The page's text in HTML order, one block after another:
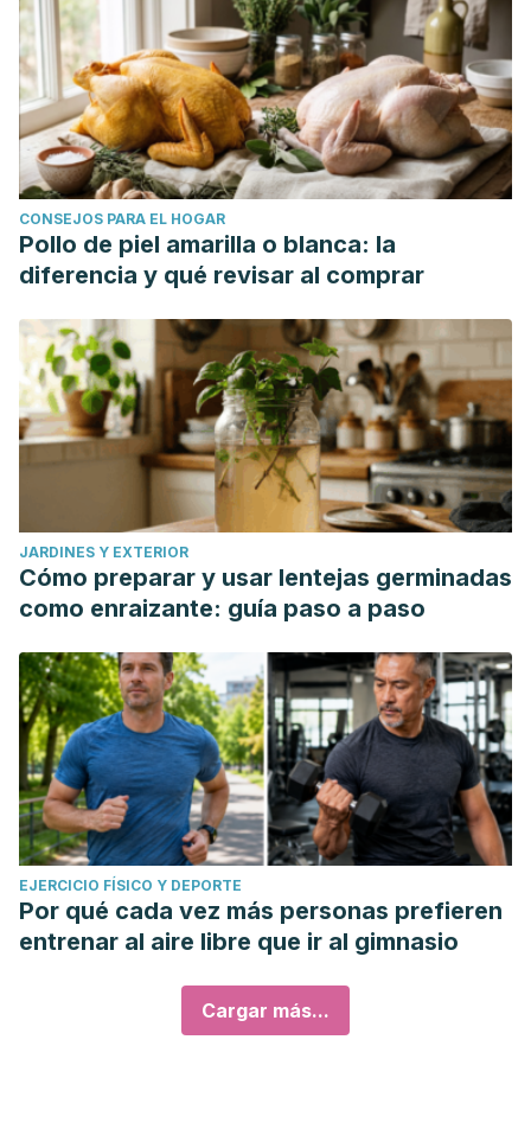
CONSEJOS PARA EL HOGAR
Pollo de piel amarilla o blanca: la
diferencia y qué revisar al comprar
JARDINES Y EXTERIOR
Cómo preparar y usar lentejas germinadas
como enraizante: guía paso a paso
EJERCICIO FÍSICO Y DEPORTE
Por qué cada vez más personas prefieren
entrenar al aire libre que ir al gimnasio
Cargar más...